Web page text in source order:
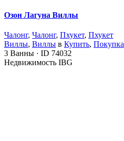
Озон Лагуна Виллы
Чалонг, Чалонг, Пхукет, Пхукет
Виллы, Виллы в Купить, Покупка
3 Ванны · ID 74032
Недвижимость IBG